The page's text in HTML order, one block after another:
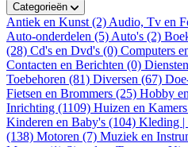
Categorieën
Antiek en Kunst (2) Audio, Tv en
Auto-onderdelen (5) Auto's (2)
(28) Cd's en Dvd's (0) Computers
Contacten en Berichten (0)
Toebehoren (81) Diversen (67)
Fietsen en Brommers (25) Hobby
Inrichting (1109) Huizen en
Kinderen en Baby's (104) Kleding |
(138) Motoren (7) Muziek en